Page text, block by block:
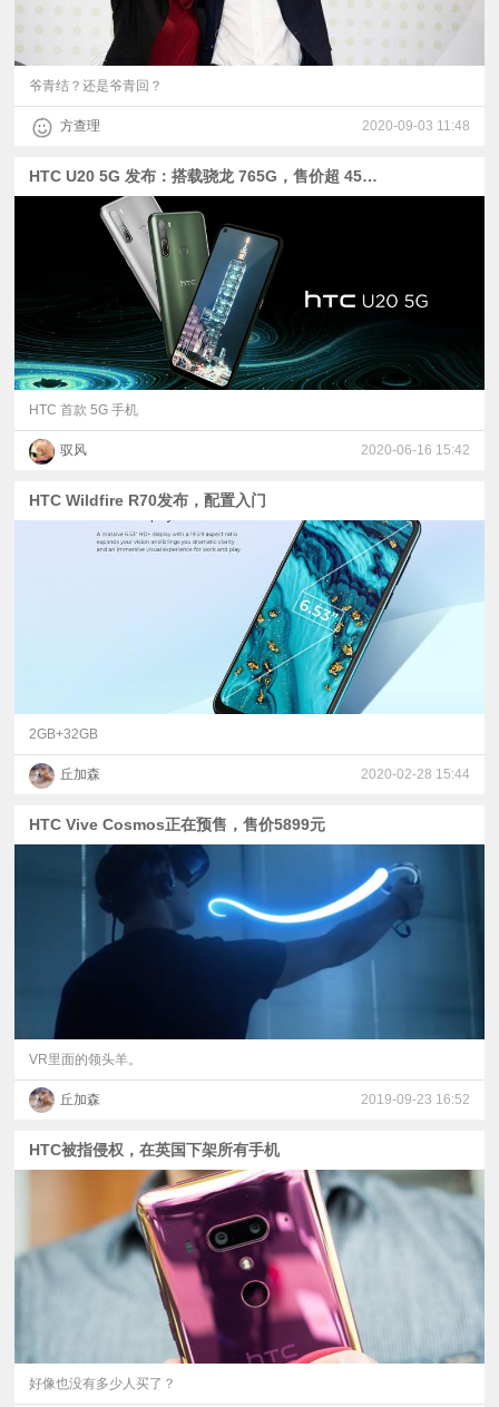
爷青结？还是爷青回？
方查理 2020-09-03 11:48
HTC U20 5G 发布：搭载骁龙 765G，售价超 4500 元
HTC 首款 5G 手机
驭风 2020-06-16 15:42
HTC Wildfire R70发布，配置入门
2GB+32GB
丘加森 2020-02-28 15:44
HTC Vive Cosmos正在预售，售价5899元
VR里面的领头羊。
丘加森 2019-09-23 16:52
HTC被指侵权，在英国下架所有手机
好像也没有多少人买了？